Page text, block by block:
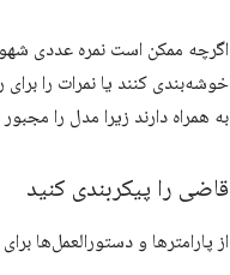
اگرچه ممکن است نمره عددی
خوشه‌بندی کنند یا نمرات را
به همراه دارند زیرا مدل را
قاضی را پیکربندی کنید
از پارامترها و دستورالعمل‌ها